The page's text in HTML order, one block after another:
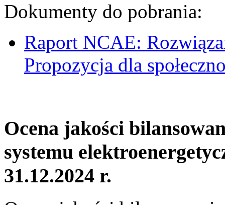
Dokumenty do pobrania:
Raport NCAE:
Propozycja dla
Ocena jakości
systemu
31.12.2024 r.